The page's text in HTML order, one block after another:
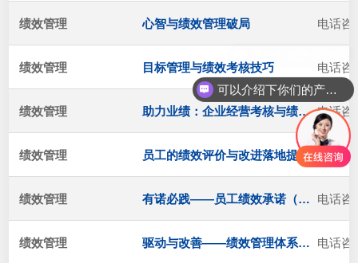
绩效管理 心智与绩效管理破局 电话咨
绩效管理 目标管理与绩效考核技巧 电话咨
绩效管理 助力业绩：企业经营考核与绩效管理训练 电话咨
绩效管理 员工的绩效评价与改进落地提升 电话咨
绩效管理 有诺必践——员工绩效承诺（PBC）的管理与辅导技术 电话咨
绩效管理 驱动与改善——绩效管理体系建设 电话咨
可以介绍下你们的产品么